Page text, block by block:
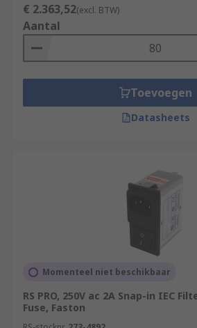
€ 2.363,52(excl. BTW)
Aantal
Toevoegen
Datasheets
Momenteel niet beschikbaar
RS PRO, 250V ac 2A Snap-in IEC
Fuse, Faston